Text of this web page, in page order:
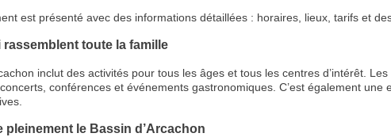
est présenté avec des informations détaillées : horaires, lieux, tarifs et
toute la famille
inclut des activités pour tous les âges et tous les centres d’intérêt.
conférences et événements gastronomiques. C’est également
pleinement le Bassin d’Arcachon